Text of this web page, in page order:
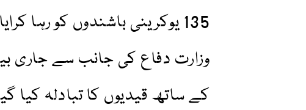
135 یوکرینی باشندوں کو
وزارت دفاع کی جانب سے جاری
کے ساتھ قیدیوں کا تبادلہ کیا